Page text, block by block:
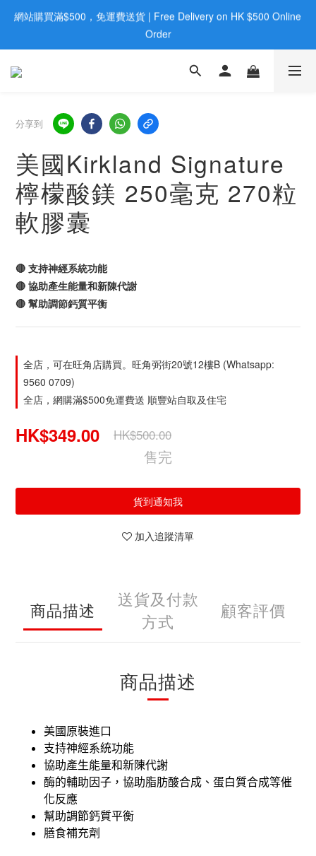
歡迎親臨旺角店購買：旺角弼街20號12樓B  |  RealDeal 保健品 |
WhatsApp 9560 0709
網站購買滿$500，免運費送貨 | Free Delivery on HK $500 Online
Order
歡迎親臨旺角店購買：旺角弼街20號12樓B  |  RealDeal 保健品 |
分享到
美國Kirkland Signature
檸檬酸鎂 250毫克 270粒
軟膠囊
🔴 支持神經系統功能
🔴 協助產生能量和新陳代謝
🔴 幫助調節鈣質平衡
全店，可在旺角店購買。旺角弼街20號12樓B (Whatsapp:
9560 0709)
全店，網購滿$500免運費送 順豐站自取及住宅
HK$349.00 HK$500.00
售完
貨到通知我
加入追蹤清單
商品描述
送貨及付款
方式
顧客評價
商品描述
美國原裝進口
支持神經系統功能
協助產生能量和新陳代謝
酶的輔助因子，協助脂肪酸合成、蛋白質合成等催
化反應
幫助調節鈣質平衡
膳食補充劑